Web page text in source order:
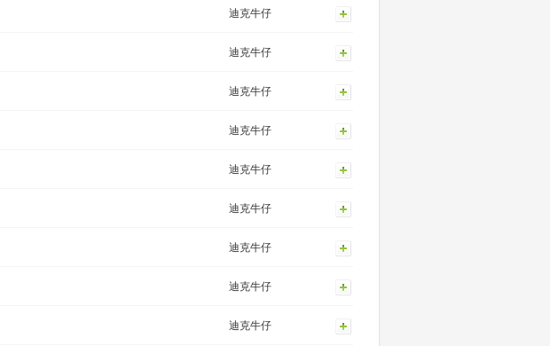
迪克牛仔
迪克牛仔
迪克牛仔
迪克牛仔
迪克牛仔
迪克牛仔
迪克牛仔
迪克牛仔
迪克牛仔